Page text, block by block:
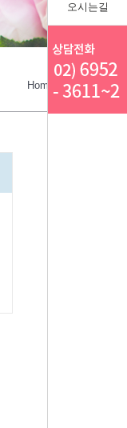
Home > 상담/예약 >
오시는길